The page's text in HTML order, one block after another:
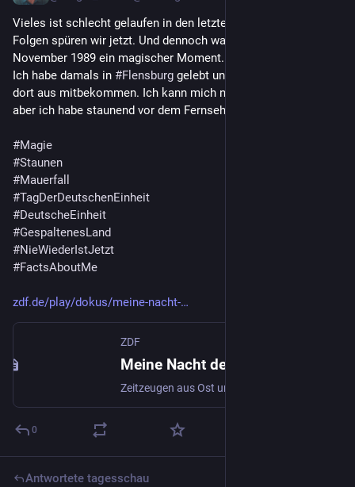
Vieles ist schlecht gelaufen in den letzten 35 Jahren. Die
Folgen spüren wir jetzt. Und dennoch war und bleibt der 9.
November 1989 ein magischer Moment.
Ich habe damals in #Flensburg gelebt und die Ereignisse von
dort aus mitbekommen. Ich kann mich nur noch vage erinnern,
aber ich habe staunend vor dem Fernseher gesessen.
#Magie
#Staunen
#Mauerfall
#TagDerDeutschenEinheit
#DeutscheEinheit
#GespaltenesLand
#NieWiederIstJetzt
#FactsAboutMe
zdf.de/play/dokus/meine-nacht-
ZDF
Meine Nacht des Mauerfalls
0
Antwortete tagesschau